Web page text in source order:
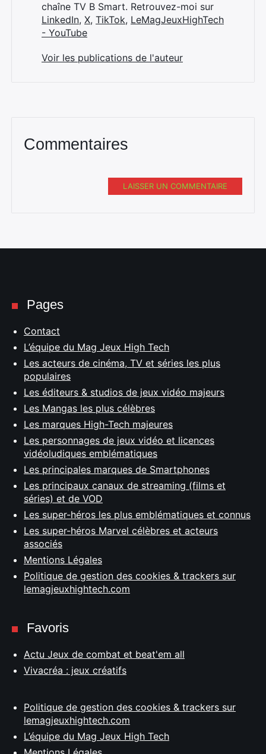
chaîne TV B Smart. Retrouvez-moi sur
LinkedIn, X, TikTok, LeMagJeuxHighTech
- YouTube
Voir les publications de l'auteur
Commentaires
LAISSER UN COMMENTAIRE
Pages
Contact
L’équipe du Mag Jeux High Tech
Les acteurs de cinéma, TV et séries les plus
populaires
Les éditeurs & studios de jeux vidéo majeurs
Les Mangas les plus célèbres
Les marques High-Tech majeures
Les personnages de jeux vidéo et licences
vidéoludiques emblématiques
Les principales marques de Smartphones
Les principaux canaux de streaming (films et
séries) et de VOD
Les super-héros les plus emblématiques et connus
Les super-héros Marvel célèbres et acteurs
associés
Mentions Légales
Politique de gestion des cookies & trackers sur
lemagjeuxhightech.com
Favoris
Actu Jeux de combat et beat'em all
Vivacréa : jeux créatifs
Politique de gestion des cookies & trackers sur
lemagjeuxhightech.com
L’équipe du Mag Jeux High Tech